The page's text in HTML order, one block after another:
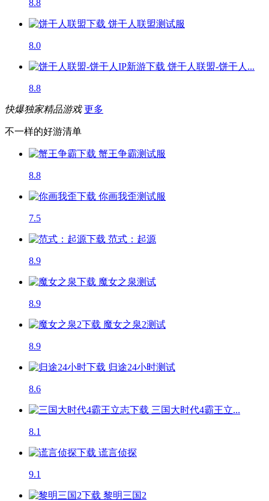
8.8
饼干人联盟测试服
8.0
饼干人联盟-饼干人...
8.8
快爆独家精品游戏 更多
不一样的好游清单
蟹王争霸测试服
8.8
你画我歪测试服
7.5
范式：起源
8.9
魔女之泉测试
8.9
魔女之泉2测试
8.9
归途24小时测试
8.6
三国大时代4霸王立...
8.1
谎言侦探
9.1
黎明三国2